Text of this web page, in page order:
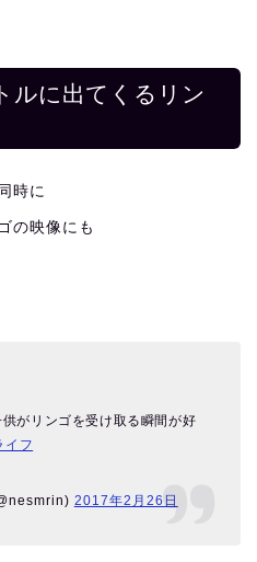
ルに出てくるリン
時に
の映像にも
がリンゴを受け取る瞬間が好
イフ
2017年2月26日